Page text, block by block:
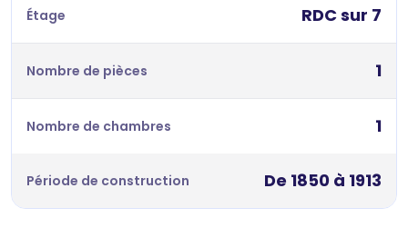
Étage RDC sur 7
Nombre de pièces 1
Nombre de chambres 1
Période de construction De 1850 à 1913